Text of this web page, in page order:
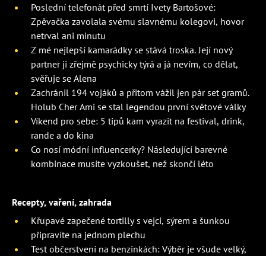
Poslední telefonát před smrtí Ivety Bartošové:
Zpěvačka zavolala svému slavnému kolegovi, hovor
netrval ani minutu
Z mé nejlepší kamarádky se stává troska. Její nový
partner ji zřejmě psychicky týrá a já nevím, co dělat,
svěřuje se Alena
Zachránil 194 vojáků a přitom vážil jen pár set gramů.
Holub Cher Ami se stal legendou první světové války
Víkend pro sebe: 5 tipů kam vyrazit na festival, drink,
rande a do kina
Co nosí módní influencerky? Následující barevné
kombinace musíte vyzkoušet, než skončí léto
Recepty, vaření, zahrada
Křupavé zapečené tortilly s vejci, sýrem a šunkou
připravíte na jednom plechu
Test občerstvení na benzinkách: Výběr je všude velký,